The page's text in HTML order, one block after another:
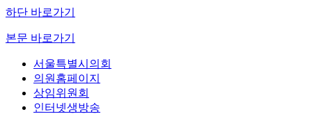
하단 바로가기
본문 바로가기
서울특별시의회
의원홈페이지
상임위원회
인터넷생방송